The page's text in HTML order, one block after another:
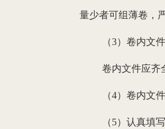
量少者可组薄卷，
（3）卷内文
卷内文件应齐
（4）卷内文
（5）认真填